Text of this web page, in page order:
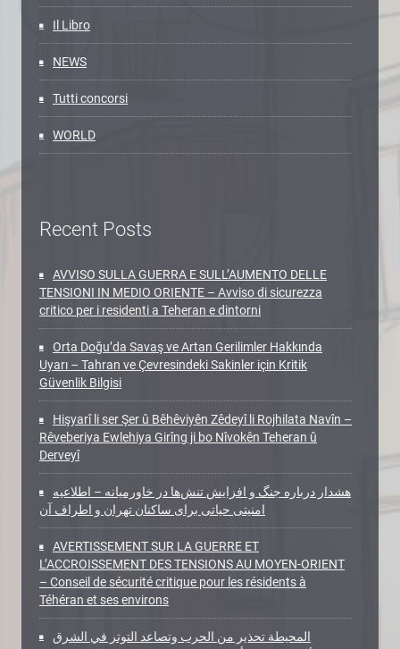
Il Libro
NEWS
Tutti concorsi
WORLD
Recent Posts
AVVISO SULLA GUERRA E SULL’AUMENTO DELLE
TENSIONI IN MEDIO ORIENTE – Avviso di sicurezza
critico per i residenti a Teheran e dintorni
Orta Doğu’da Savaş ve Artan Gerilimler Hakkında
Uyarı – Tahran ve Çevresindeki Sakinler için Kritik
Güvenlik Bilgisi
Hişyarî li ser Şer û Bêhêviyên Zêdeyî li Rojhilata Navîn –
Rêveberiya Ewlehiya Girîng ji bo Nîvokên Teheran û
Derveyî
هشدار درباره جنگ و افزایش تنش‌ها در خاورمیانه – اطلاعیه
امنیتی حیاتی برای ساکنان تهران و اطراف آن
AVERTISSEMENT SUR LA GUERRE ET
L’ACCROISSEMENT DES TENSIONS AU MOYEN-ORIENT
– Conseil de sécurité critique pour les résidents à
Téhéran et ses environs
المحيطة تحذير من الحرب وتصاعد التوتر في الشرق